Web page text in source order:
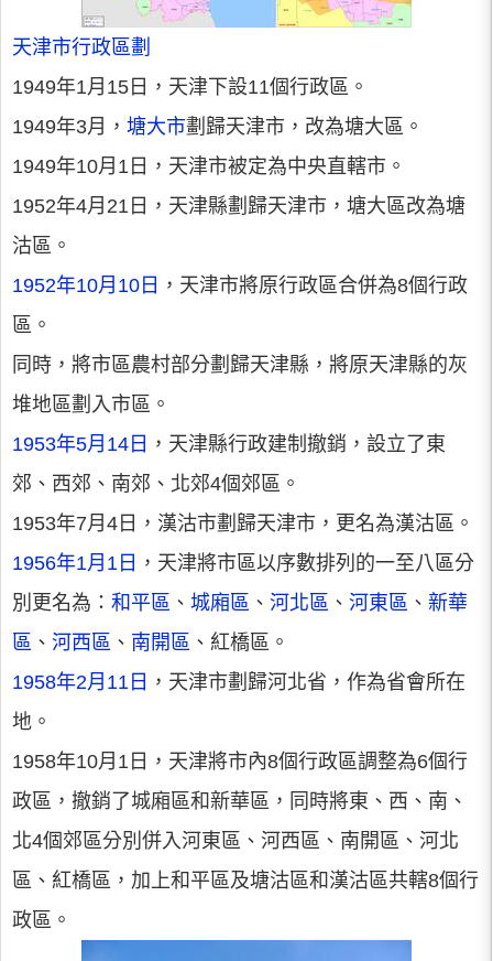
天津市行政區劃
1949年1月15日，天津下設11個行政區。
1949年3月， 塘大市劃歸天津市，改為塘大區。
1949年10月1日，天津市被定為中央直轄市。
1952年4月21日，天津縣劃歸天津市，塘大區改為塘
沽區。
1952年10月10日 ，天津市將原行政區合併為8個行政
區。
同時，將市區農村部分劃歸天津縣，將原天津縣的灰
堆地區劃入市區。
1953年5月14日 ，天津縣行政建制撤銷，設立了東
郊、西郊、南郊、北郊4個郊區。
1953年7月4日，漢沽市劃歸天津市，更名為漢沽區。
1956年1月1日 ，天津將市區以序數排列的一至八區分
別更名為： 和平區 、 城廂區 、 河北區 、 河東區 、 新華
區 、 河西區 、 南開區 、紅橋區。
1958年2月11日 ，天津市劃歸河北省，作為省會所在
地。
1958年10月1日，天津將市內8個行政區調整為6個行
政區，撤銷了城廂區和新華區，同時將東、西、南、
北4個郊區分別併入河東區、河西區、南開區、河北
區、紅橋區，加上和平區及塘沽區和漢沽區共轄8個行
政區。